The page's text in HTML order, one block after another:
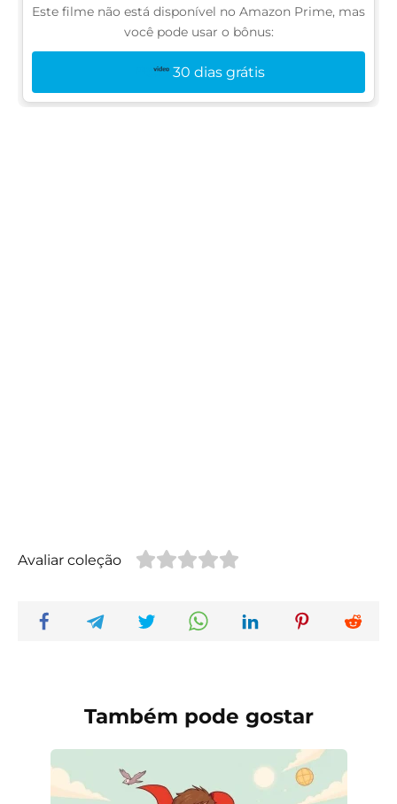
Este filme não está disponível no Amazon Prime, mas
você pode usar o bônus:
30 dias grátis
Avaliar coleção
Também pode gostar